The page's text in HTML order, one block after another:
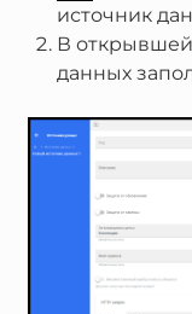
источник
В
данных